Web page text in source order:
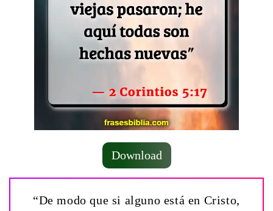
Download
“De modo que si alguno está en Cristo,